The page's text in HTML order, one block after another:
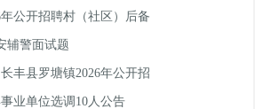
公开招聘村（社区）后备
辅警面试题
丰县罗塘镇2026年公开招
业单位选调10人公告